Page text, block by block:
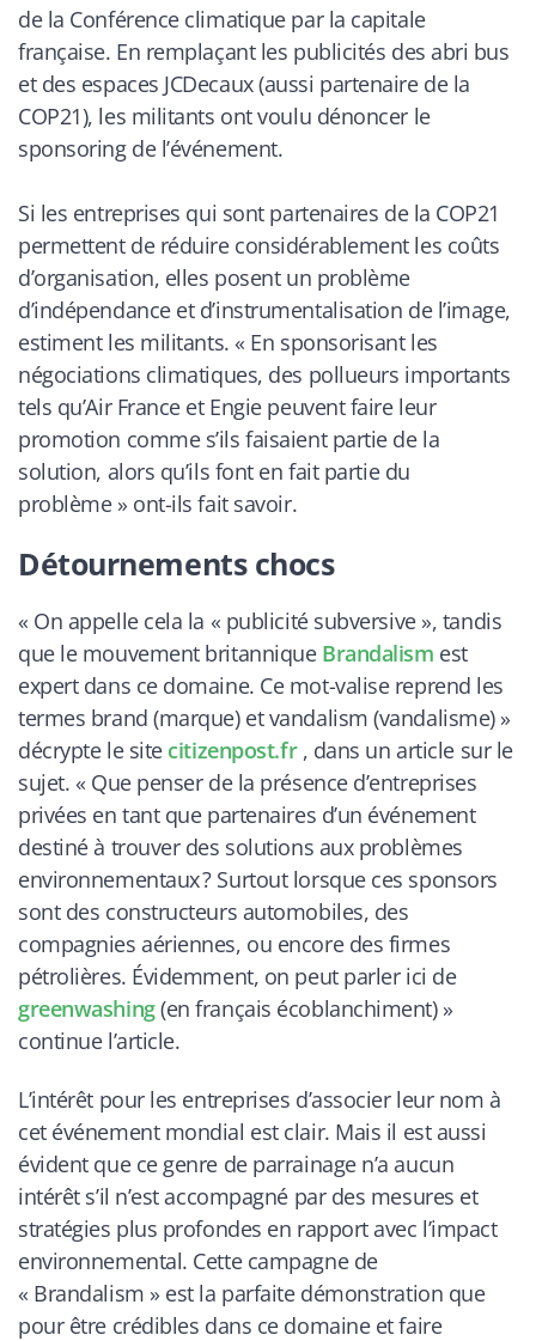
de la Conférence climatique par la capitale
française. En remplaçant les publicités des abri bus
et des espaces JCDecaux (aussi partenaire de la
COP21), les militants ont voulu dénoncer le
sponsoring de l’événement.
Si les entreprises qui sont partenaires de la COP21
permettent de réduire considérablement les coûts
d’organisation, elles posent un problème
d’indépendance et d’instrumentalisation de l’image,
estiment les militants. « En sponsorisant les
négociations climatiques, des pollueurs importants
tels qu’Air France et Engie peuvent faire leur
promotion comme s’ils faisaient partie de la
solution, alors qu’ils font en fait partie du
problème» ont-ils fait savoir.
Détournements chocs
« On appelle cela la « publicité subversive », tandis
que le mouvement britannique Brandalism est
expert dans ce domaine. Ce mot-valise reprend les
termes brand (marque) et vandalism (vandalisme)»
décrypte le site citizenpost.fr , dans un article sur le
sujet. « Que penser de la présence d’entreprises
privées en tant que partenaires d’un événement
destiné à trouver des solutions aux problèmes
environnementaux ? Surtout lorsque ces sponsors
sont des constructeurs automobiles, des
compagnies aériennes, ou encore des firmes
pétrolières. Évidemment, on peut parler ici de
greenwashing(en français écoblanchiment)»
continue l’article.
L’intérêt pour les entreprises d’associer leur nom à
cet événement mondial est clair. Mais il est aussi
évident que ce genre de parrainage n’a aucun
intérêt s’il n’est accompagné par des mesures et
stratégies plus profondes en rapport avec l’impact
environnemental. Cette campagne de
« Brandalism » est la parfaite démonstration que
pour être crédibles dans ce domaine et faire